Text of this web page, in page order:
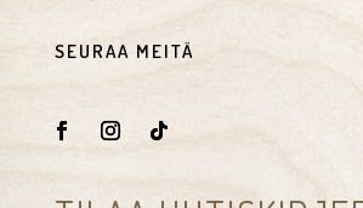
SEURAA MEITÄ